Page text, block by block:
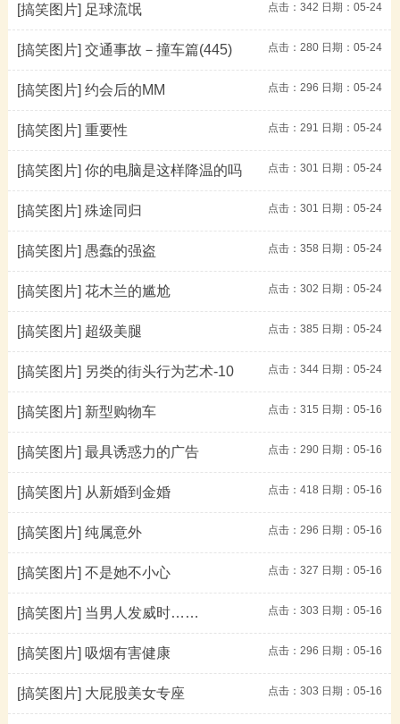
[搞笑图片] 足球流氓 点击：342 日期：05-24
[搞笑图片] 交通事故－撞车篇(445) 点击：280 日期：05-24
[搞笑图片] 约会后的MM 点击：296 日期：05-24
[搞笑图片] 重要性 点击：291 日期：05-24
[搞笑图片] 你的电脑是这样降温的吗 点击：301 日期：05-24
[搞笑图片] 殊途同归 点击：301 日期：05-24
[搞笑图片] 愚蠢的强盗 点击：358 日期：05-24
[搞笑图片] 花木兰的尴尬 点击：302 日期：05-24
[搞笑图片] 超级美腿 点击：385 日期：05-24
[搞笑图片] 另类的街头行为艺术-10 点击：344 日期：05-24
[搞笑图片] 新型购物车 点击：315 日期：05-16
[搞笑图片] 最具诱惑力的广告 点击：290 日期：05-16
[搞笑图片] 从新婚到金婚 点击：418 日期：05-16
[搞笑图片] 纯属意外 点击：296 日期：05-16
[搞笑图片] 不是她不小心 点击：327 日期：05-16
[搞笑图片] 当男人发威时…… 点击：303 日期：05-16
[搞笑图片] 吸烟有害健康 点击：296 日期：05-16
[搞笑图片] 大屁股美女专座 点击：303 日期：05-16